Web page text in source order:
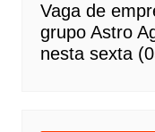
Vaga de
grupo Astro
nesta sexta